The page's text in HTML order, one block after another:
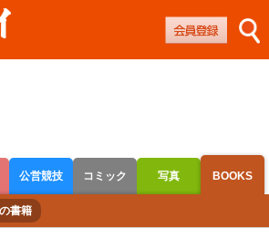
公営競技 コミック 写真 BOOKS
オートレース
書籍